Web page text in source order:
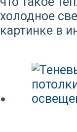
холодное
картинке в